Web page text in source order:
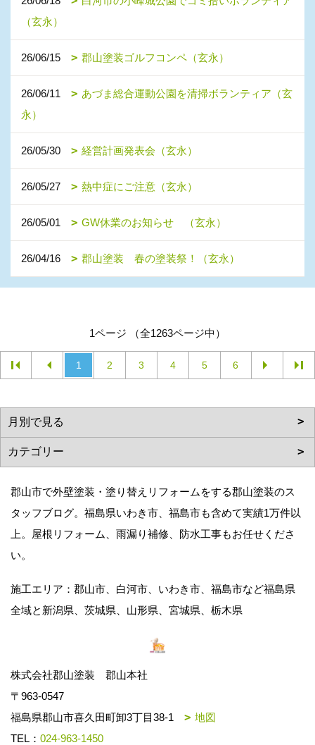
（玄永）
26/06/15 郡山塗装ゴルフコンペ（玄永）
26/06/11
あづま総合運動公園を清掃ボランティア（玄
永）
26/05/30 経営計画発表会（玄永）
26/05/27 熱中症にご注意（玄永）
26/05/01 GW休業のお知らせ （玄永）
26/04/16 郡山塗装 春の塗装祭！（玄永）
1ページ （全1263ページ中）
1 2 3 4 5 6
郡山市で外壁塗装・塗り替えリフォームをする郡山塗装のス
タッフブログ。福島県いわき市、福島市も含めて実績1万件以
上。屋根リフォーム、雨漏り補修、防水工事もお任せくださ
い。
施工エリア：郡山市、白河市、いわき市、福島市など福島県
全域と新潟県、茨城県、山形県、宮城県、栃木県
株式会社郡山塗装 郡山本社
〒963-0547
福島県郡山市喜久田町卸3丁目38-1
地図
TEL： 024-963-1450